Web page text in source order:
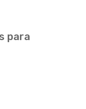
para